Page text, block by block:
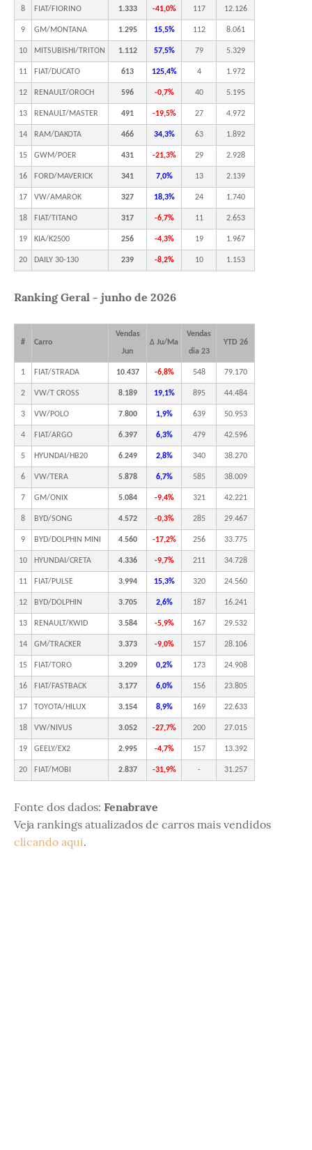
8 FIAT/FIORINO 1.333 -41,0% 117 12.126
9 GM/MONTANA 1.295 15,5% 112 8.061
10 MITSUBISHI/TRITON 1.112 57,5% 79 5.329
11 FIAT/DUCATO 613 125,4% 4 1.972
12 RENAULT/OROCH 596 -0,7% 40 5.195
13 RENAULT/MASTER 491 -19,5% 27 4.972
14 RAM/DAKOTA 466 34,3% 63 1.892
15 GWM/POER 431 -21,3% 29 2.928
16 FORD/MAVERICK 341 7,0% 13 2.139
17 VW/AMAROK 327 18,3% 24 1.740
18 FIAT/TITANO 317 -6,7% 11 2.653
19 KIA/K2500 256 -4,3% 19 1.967
20 DAILY 30-130 239 -8,2% 10 1.153
Ranking Geral - junho de 2026
# Carro
Vendas
Jun
Δ Ju/Ma
Vendas
dia 23
YTD 26
1 FIAT/STRADA 10.437 -6,8% 548 79.170
2 VW/T CROSS 8.189 19,1% 895 44.484
3 VW/POLO 7.800 1,9% 639 50.953
4 FIAT/ARGO 6.397 6,3% 479 42.596
5 HYUNDAI/HB20 6.249 2,8% 340 38.270
6 VW/TERA 5.878 6,7% 585 38.009
7 GM/ONIX 5.084 -9,4% 321 42.221
8 BYD/SONG 4.572 -0,3% 285 29.467
9 BYD/DOLPHIN MINI 4.560 -17,2% 256 33.775
10 HYUNDAI/CRETA 4.336 -9,7% 211 34.728
11 FIAT/PULSE 3.994 15,3% 320 24.560
12 BYD/DOLPHIN 3.705 2,6% 187 16.241
13 RENAULT/KWID 3.584 -5,9% 167 29.532
14 GM/TRACKER 3.373 -9,0% 157 28.106
15 FIAT/TORO 3.209 0,2% 173 24.908
16 FIAT/FASTBACK 3.177 6,0% 156 23.805
17 TOYOTA/HILUX 3.154 8,9% 169 22.633
18 VW/NIVUS 3.052 -27,7% 200 27.015
19 GEELY/EX2 2.995 -4,7% 157 13.392
20 FIAT/MOBI 2.837 -31,9% - 31.257
Fonte dos dados: Fenabrave
Veja rankings atualizados de carros mais vendidos
clicando aqui.